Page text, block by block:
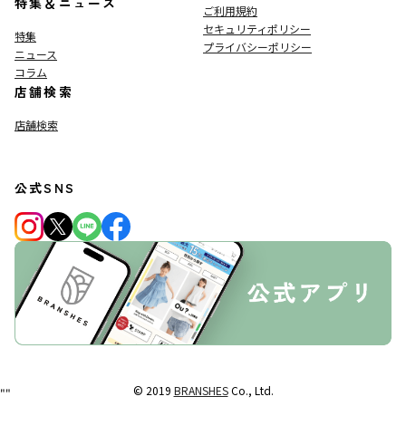
特集
ニュース
コラム
店舗検索
店舗検索
ご利用規約
セキュリティポリシー
プライバシーポリシー
公式SNS
© 2019 BRANSHESCo., Ltd.
""